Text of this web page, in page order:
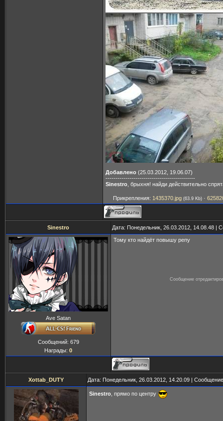
Добавлено (25.03.2012, 19.06.07)
---------------------------------------------
Sinestro , брыхня! найди действительно
Прикрепления: 1435370.jpg (63.9 Kb) ·
Sinestro Дата: Понедельник, 26.03.2012, 14.08.48 |
Ave Satan
Сообщений: 679
Награды: 0
Тому кто найдёт повышу репу
Сообщение
Xottab_DUTY Дата: Понедельник, 26.03.2012, 14.20.09 |
Sinestro , прямо по центру